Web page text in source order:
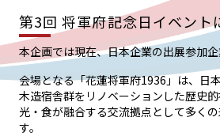
第3回 将軍府記念日イベント
本企画では現在、日本企業の出展参加
会場となる「花蓮将軍府1936」は、日
木造宿舎群をリノベーションした歴史
光・食が融合する交流拠点として多く
す。